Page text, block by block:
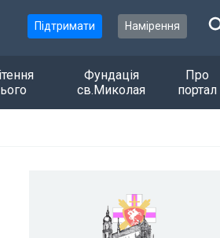
Підтримати Намірення
Фундація
св.Миколая
Про
портал